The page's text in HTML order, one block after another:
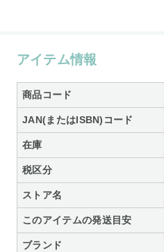
アイテム情報
商品コード
JAN(またはISBN)コード
在庫
税区分
ストア名
このアイテムの発送目安
ブランド